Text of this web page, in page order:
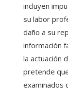
incluyen
su labor
daño a su
información
la actuación
pretende
examinados